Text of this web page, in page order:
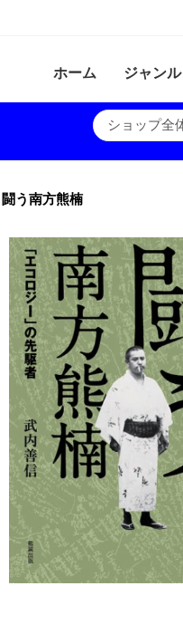
ホーム ジャンル
闘う南方熊楠